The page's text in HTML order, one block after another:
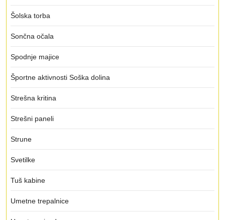
Šolska torba
Sončna očala
Spodnje majice
Športne aktivnosti Soška dolina
Strešna kritina
Strešni paneli
Strune
Svetilke
Tuš kabine
Umetne trepalnice